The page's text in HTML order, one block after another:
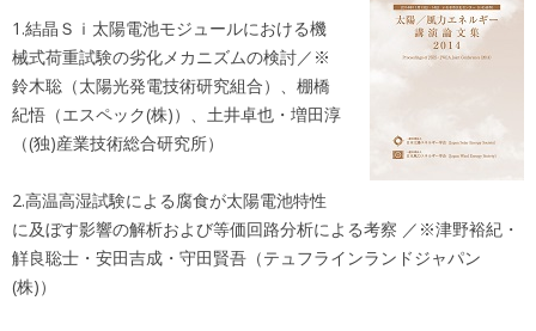
1.結晶Ｓｉ太陽電池モジュールにおける機
械式荷重試験の劣化メカニズムの検討／※
鈴木聡（太陽光発電技術研究組合）、棚橋
紀悟（エスペック(株)）、土井卓也・増田淳
（(独)産業技術総合研究所）
2.高温高湿試験による腐食が太陽電池特性
に及ぼす影響の解析および等価回路分析による考察 ／※津野裕紀・
觧良聡士・安田吉成・守田賢吾（テュフラインランドジャパン
(株)）